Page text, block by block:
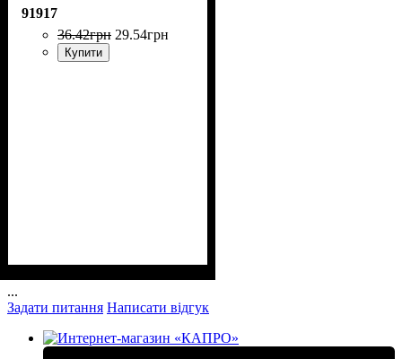
91917
36.42грн 29.54грн
Купити
...
Задати питання Написати відгук